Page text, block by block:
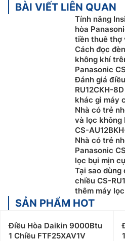
BÀI VIẾT LIÊN QUAN
Tính năng
hòa
tiền thuê thợ
Cách đọc
không khí
Panasonic
Đánh giá
RU12CKH-
khác gì máy
Nhà có trẻ
và lọc không
CS-
Nhà có trẻ
Panasonic
lọc bụi mịn
Tại sao dùng
chiều CS-
thêm máy
SẢN PHẨM HOT
Điều Hòa Daikin 9000Btu
1 Chiều FTF25XAV1V